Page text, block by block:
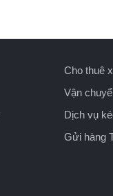
Cho thuê
Vận
Dịch vụ
Gửi hàng